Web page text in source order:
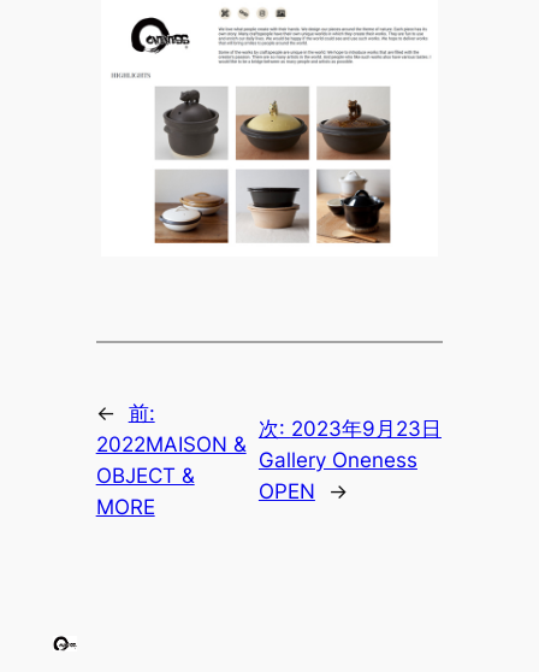
← 前:
2022MAISON &
OBJECT &
MORE
次: 2023年9月23日
Gallery Oneness
OPEN
→